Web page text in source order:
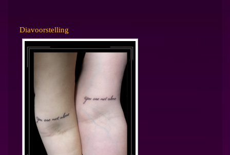
Diavoorstelling